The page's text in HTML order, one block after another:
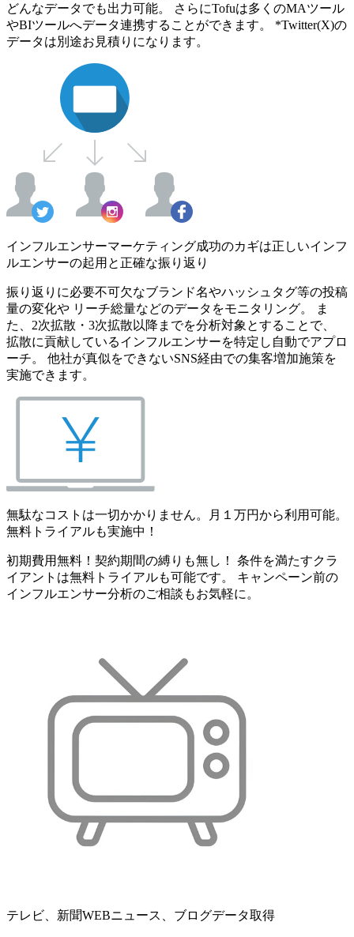
どんなデータでも出力可能。 さらにTofuは多くのMAツール
やBIツールへデータ連携することができます。 *Twitter(X)の
データは別途お見積りになります。
インフルエンサーマーケティング成功のカギは正しいインフ
ルエンサーの起用と正確な振り返り
振り返りに必要不可欠なブランド名やハッシュタグ等の投稿
量の変化や リーチ総量などのデータをモニタリング。 ま
た、2次拡散・3次拡散以降までを分析対象とすることで、
拡散に貢献しているインフルエンサーを特定し自動でアプロ
ーチ。 他社が真似をできないSNS経由での集客増加施策を
実施できます。
無駄なコストは一切かかりません。月１万円から利用可能。
無料トライアルも実施中！
初期費用無料！契約期間の縛りも無し！ 条件を満たすクラ
イアントは無料トライアルも可能です。 キャンペーン前の
インフルエンサー分析のご相談もお気軽に。
テレビ、新聞WEBニュース、ブログデータ取得